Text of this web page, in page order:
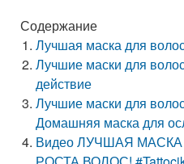
Содержание
Лучшая маска для
Лучшие маски для
действие
Лучшие маски для
Домашняя маска для
Видео ЛУЧШАЯ